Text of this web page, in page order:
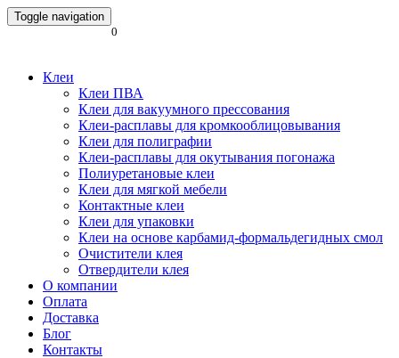
Toggle navigation
0
Клеи
Клеи ПВА
Клеи для вакуумного прессования
Клеи-расплавы для кромкооблицовывания
Клеи для полиграфии
Клеи-расплавы для окутывания погонажа
Полиуретановые клеи
Клеи для мягкой мебели
Контактные клеи
Клеи для упаковки
Клеи на основе карбамид-формальдегидных смол
Очистители клея
Отвердители клея
О компании
Оплата
Доставка
Блог
Контакты